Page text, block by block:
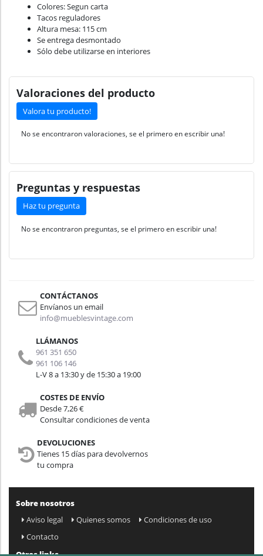
Colores: Segun carta
Tacos reguladores
Altura mesa: 115 cm
Se entrega desmontado
Sólo debe utilizarse en interiores
Valoraciones del producto
Valora tu producto!
No se encontraron valoraciones, se el primero en escribir una!
Preguntas y respuestas
Haz tu pregunta
No se encontraron preguntas, se el primero en escribir una!
CONTÁCTANOS
Envíanos un email
info@mueblesvintage.com
LLÁMANOS
961 351 650
961 106 146
L-V 8 a 13:30 y de 15:30 a 19:00
COSTES DE ENVÍO
Desde 7,26 €
Consultar condiciones de venta
DEVOLUCIONES
Tienes 15 días para devolvernos
tu compra
Sobre nosotros
Aviso legal
Quienes somos
Condiciones de uso
Contacto